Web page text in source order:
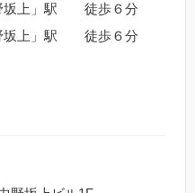
坂上」駅 徒歩６分
上」駅 徒歩６分